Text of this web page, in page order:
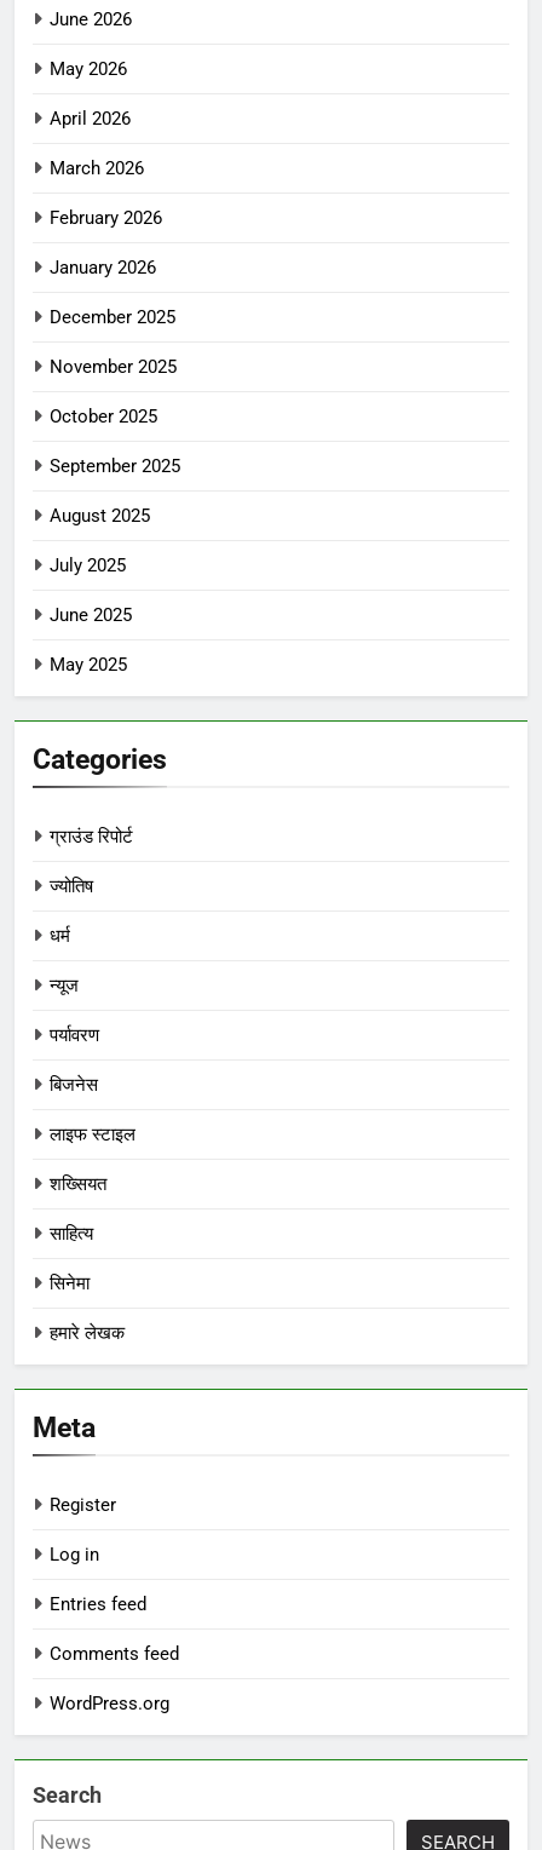
June 2026
May 2026
April 2026
March 2026
February 2026
January 2026
December 2025
November 2025
October 2025
September 2025
August 2025
July 2025
June 2025
May 2025
Categories
ग्राउंड रिपोर्ट
ज्योतिष
धर्म
न्यूज
पर्यावरण
बिजनेस
लाइफ स्टाइल
शख्सियत
साहित्य
सिनेमा
हमारे लेखक
Meta
Register
Log in
Entries feed
Comments feed
WordPress.org
Search
SEARCH